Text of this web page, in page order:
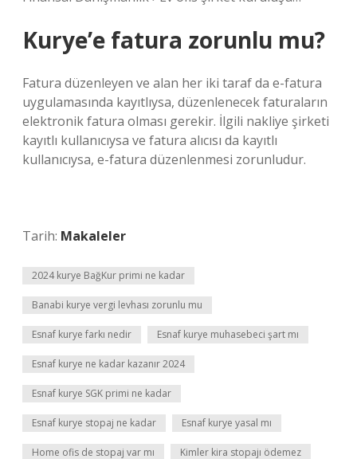
Kurye’e fatura zorunlu mu?
Fatura düzenleyen ve alan her iki taraf da e-fatura
uygulamasında kayıtlıysa, düzenlenecek faturaların
elektronik fatura olması gerekir. İlgili nakliye şirketi
kayıtlı kullanıcıysa ve fatura alıcısı da kayıtlı
kullanıcıysa, e-fatura düzenlenmesi zorunludur.
Tarih: Makaleler
2024 kurye BağKur primi ne kadar
Banabi kurye vergi levhası zorunlu mu
Esnaf kurye farkı nedir Esnaf kurye muhasebeci şart mı
Esnaf kurye ne kadar kazanır 2024
Esnaf kurye SGK primi ne kadar
Esnaf kurye stopaj ne kadar Esnaf kurye yasal mı
Home ofis de stopaj var mı Kimler kira stopajı ödemez